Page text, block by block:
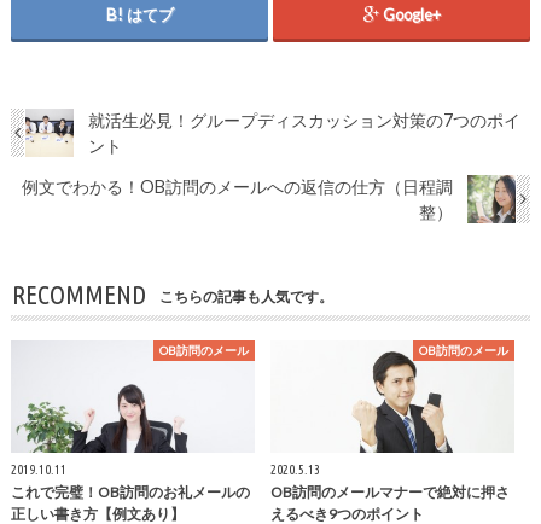
はてブ Google+
就活生必見！グループディスカッション対策の7つのポイ
ント
例文でわかる！OB訪問のメールへの返信の仕方（日程調
整）
RECOMMEND こちらの記事も人気です。
OB訪問のメール
2019.10.11
これで完璧！OB訪問のお礼メールの
正しい書き方【例文あり】
OB訪問のメール
2020.5.13
OB訪問のメールマナーで絶対に押さ
えるべき9つのポイント